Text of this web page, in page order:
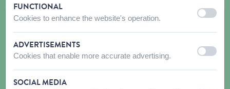
FUNCTIONAL
Cookies to enhance the website's operation. off on
ADVERTISEMENTS
Cookies that enable more accurate advertising. off on
SOCIAL MEDIA